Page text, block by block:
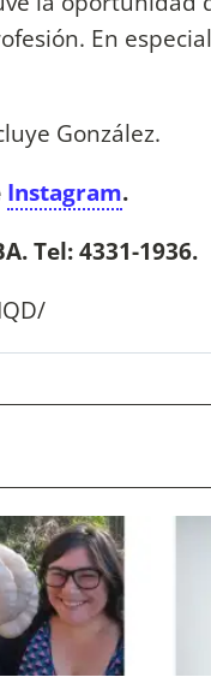
En
González.
Instagram.
Tel: 4331-1936.